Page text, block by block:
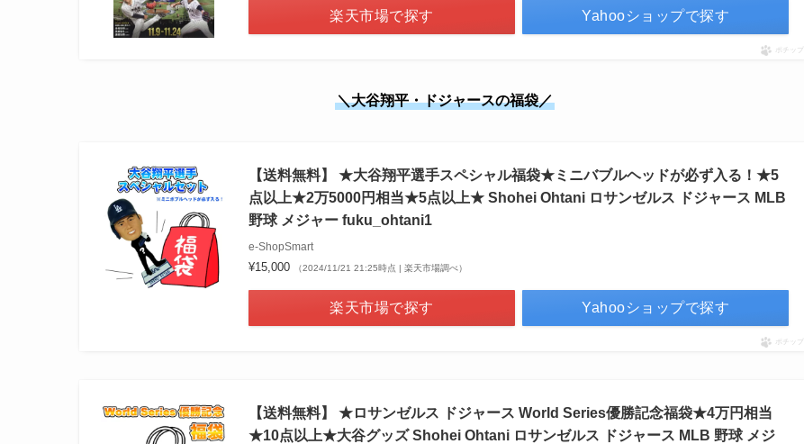
楽天市場で探す Yahooショップで探す
ポチップ
＼大谷翔平・ドジャースの福袋／
【送料無料】 ★大谷翔平選手スペシャル福袋★ミニバブルヘッドが必ず入る！★5
点以上★2万5000円相当★5点以上★ Shohei Ohtani ロサンゼルス ドジャース MLB
野球 メジャー fuku_ohtani1
e-ShopSmart
¥15,000 （2024/11/21 21:25時点 | 楽天市場調べ）
楽天市場で探す Yahooショップで探す
ポチップ
【送料無料】 ★ロサンゼルス ドジャース World Series優勝記念福袋★4万円相当
★10点以上★大谷グッズ Shohei Ohtani ロサンゼルス ドジャース MLB 野球 メジ